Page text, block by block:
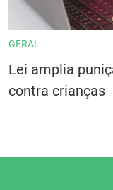
GERAL
Lei amplia
contra crianças